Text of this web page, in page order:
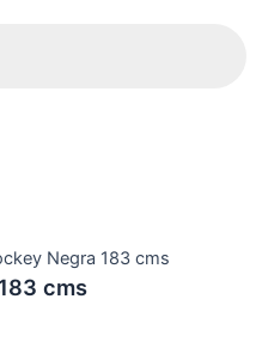
Negra 183 cms
cms